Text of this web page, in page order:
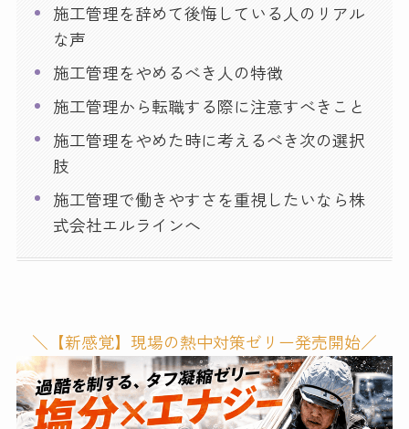
施工管理を辞めて後悔している人のリアル
な声
施工管理をやめるべき人の特徴
施工管理から転職する際に注意すべきこと
施工管理をやめた時に考えるべき次の選択
肢
施工管理で働きやすさを重視したいなら株
式会社エルラインへ
＼【新感覚】現場の熱中対策ゼリー発売開始／